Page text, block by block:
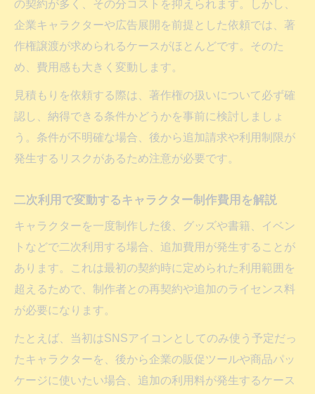
の契約が多く、その分コストを抑えられます。しかし、
企業キャラクターや広告展開を前提とした依頼では、著
作権譲渡が求められるケースがほとんどです。そのた
め、費用感も大きく変動します。
見積もりを依頼する際は、著作権の扱いについて必ず確
認し、納得できる条件かどうかを事前に検討しましょ
う。条件が不明確な場合、後から追加請求や利用制限が
発生するリスクがあるため注意が必要です。
二次利用で変動するキャラクター制作費用を解説
キャラクターを一度制作した後、グッズや書籍、イベン
トなどで二次利用する場合、追加費用が発生することが
あります。これは最初の契約時に定められた利用範囲を
超えるためで、制作者との再契約や追加のライセンス料
が必要になります。
たとえば、当初はSNSアイコンとしてのみ使う予定だっ
たキャラクターを、後から企業の販促ツールや商品パッ
ケージに使いたい場合、追加の利用料が発生するケース